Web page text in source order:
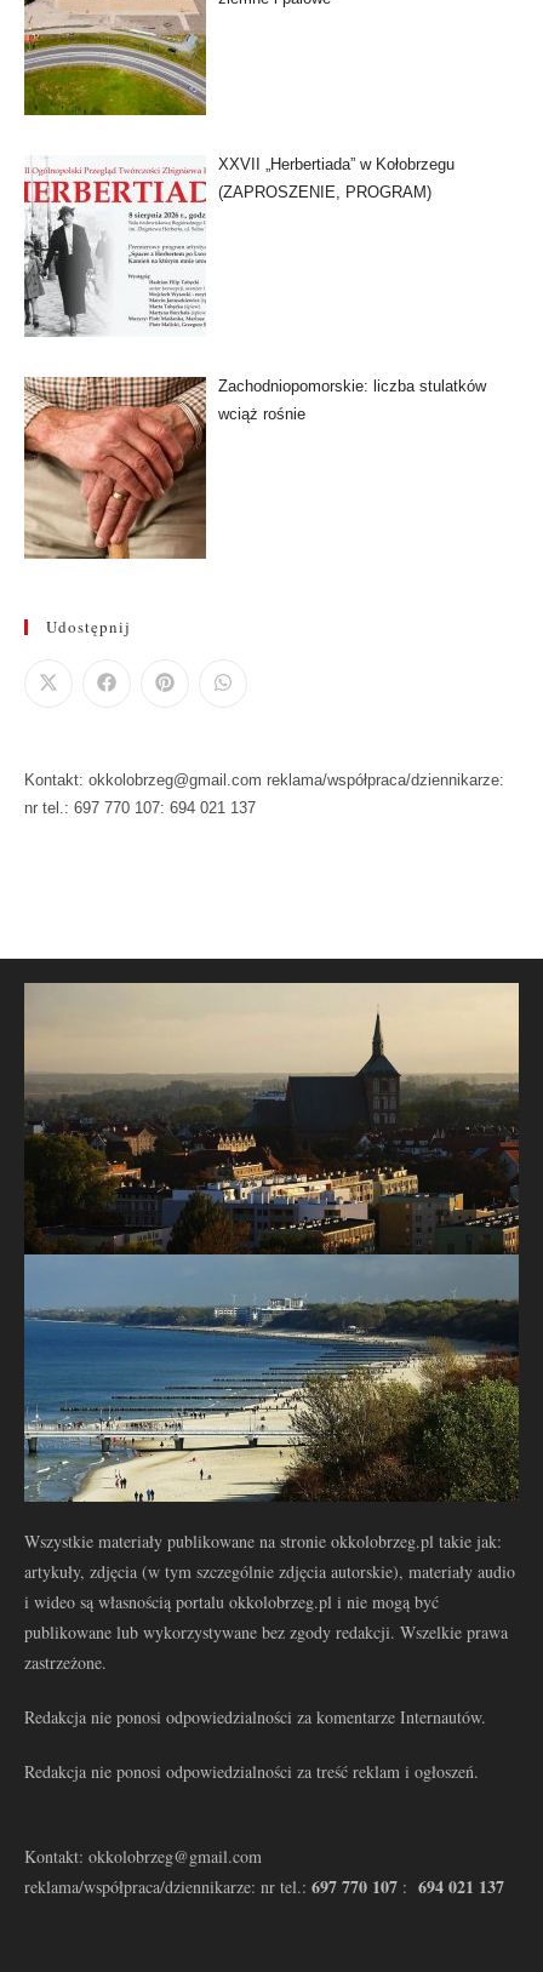
XXVII „Herbertiada” w Kołobrzegu
(ZAPROSZENIE, PROGRAM)
Zachodniopomorskie: liczba stulatków
wciąż rośnie
Udostępnij
Kontakt: okkolobrzeg@gmail.com reklama/współpraca/dziennikarze:
nr tel.: 697 770 107: 694 021 137
Wszystkie materiały publikowane na stronie okkolobrzeg.pl takie jak:
artykuły, zdjęcia (w tym szczególnie zdjęcia autorskie), materiały audio
i wideo są własnością portalu okkolobrzeg.pl i nie mogą być
publikowane lub wykorzystywane bez zgody redakcji. Wszelkie prawa
zastrzeżone.
Redakcja nie ponosi odpowiedzialności za komentarze Internautów.
Redakcja nie ponosi odpowiedzialności za treść reklam i ogłoszeń.
Kontakt: okkolobrzeg@gmail.com
reklama/współpraca/dziennikarze: nr tel.: 697 770 107 : 694 021 137